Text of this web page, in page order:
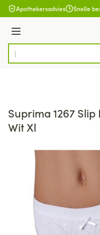
Ga naar de inhoud
Apothekersadvies Snelle
Menu
Product, merk, categorie...
Suprima 1267
Wit Xl